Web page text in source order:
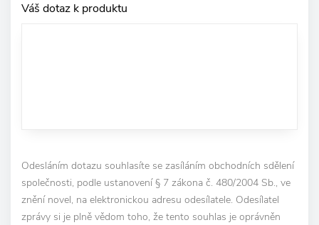
Váš dotaz k produktu
Odesláním dotazu souhlasíte se zasíláním obchodních sdělení
společnosti, podle ustanovení § 7 zákona č. 480/2004 Sb., ve
znění novel, na elektronickou adresu odesílatele. Odesílatel
zprávy si je plně vědom toho, že tento souhlas je oprávněn